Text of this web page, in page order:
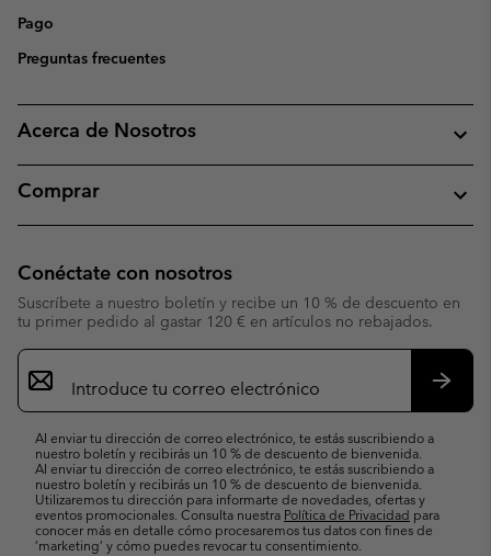
Pago
Preguntas frecuentes
Acerca de Nosotros
Comprar
Conéctate con nosotros
Suscríbete a nuestro boletín y recibe un 10 % de descuento en
tu primer pedido al gastar 120 € en artículos no rebajados.
Suscripción
de
correo
Al enviar tu dirección de correo electrónico, te estás suscribiendo a
nuestro boletín y recibirás un 10 % de descuento de bienvenida.
Al enviar tu dirección de correo electrónico, te estás suscribiendo a
nuestro boletín y recibirás un 10 % de descuento de bienvenida.
Utilizaremos tu dirección para informarte de novedades, ofertas y
eventos promocionales. Consulta nuestra Política de Privacidad para
conocer más en detalle cómo procesaremos tus datos con fines de
’marketing’ y cómo puedes revocar tu consentimiento.